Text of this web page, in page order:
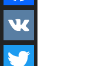
Facebook
VK